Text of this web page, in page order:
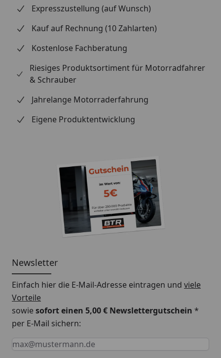
Expresszustellung (auf Wunsch)
Kauf auf Rechnung (10 Zahlarten)
Kostenlose Fachberatung
Riesiges Produktsortiment für Motorradfahrer
& Schrauber
Jahrelange Motorraderfahrung
Eigene Produktentwicklung
Newsletter
Einfach hier die E-Mail-Adresse eintragen und viele
Vorteile
sowiesofort einen 5,00 € Newslettergutschein *
per E-Mail sichern:
Keine Eingabe erforderlich
Eingabe erforderlich
E-Mail *